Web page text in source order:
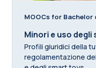
MOOCs for Bachelor
Minori e uso degli
Profili giuridici della
regolamentazione